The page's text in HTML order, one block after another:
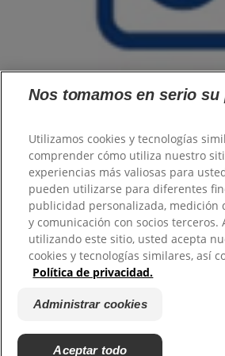
Familia
Mujer
Hombre
Tecnología
Productos
Sobre Protex
PRO
Astral
Política de privacidad Administrar cookies
Palmolive|Contacto|Gestionar Mis
©2026
Colgate-Palmolive Company.
reservados. Usted está viendo la página de
Nos tomamos en serio su
Utilizamos cookies y tecnologías
comprender cómo utiliza nuestro
experiencias más valiosas para
pueden utilizarse para diferentes
publicidad personalizada, medición
y comunicación con socios terceros.
utilizando este sitio, usted acepta
cookies y tecnologías similares, así
Política de privacidad.
Administrar cookies
Aceptar todo